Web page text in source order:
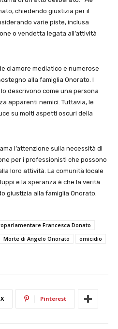
chiedendo giustizia per il
varie piste, inclusa
o vendetta legata all’attività
clamore mediatico e numerose
alla famiglia Onorato. I
descrivono come una persona
apparenti nemici. Tuttavia, le
su molti aspetti oscuri della
l’attenzione sulla necessità di
per i professionisti che possono
loro attività. La comunità locale
e la speranza è che la verità
giustizia alla famiglia Onorato.
Francesca Donato
Morte di Angelo Onorato
omicidio
X Pinterest